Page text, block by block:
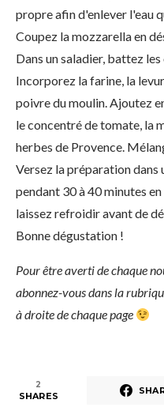
propre afin d'enlever l'eau
Coupez la mozzarella en
Dans un saladier, battez
Incorporez la farine, la
poivre du moulin. Ajoutez
le concentré de tomate, la
herbes de Provence.
Versez la préparation dans
pendant 30 à 40 minutes
laissez refroidir avant de
Bonne dégustation !
Pour être averti de chaque
abonnez-vous dans la
à droite de chaque page
2
SHARES